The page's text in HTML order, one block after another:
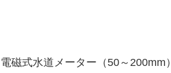
電磁式水道メーター（50～200mm）